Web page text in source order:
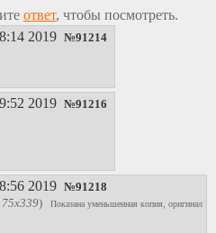
ответ, чтобы посмотреть.
2019 №91214
2019 №91216
2019 №91218
)
Показана уменьшенная копия, оригинал